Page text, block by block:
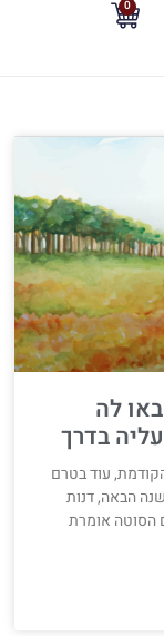
0
לה
בדרך
עוד בטרם
הבאה, דנות
הסוטה אומרת